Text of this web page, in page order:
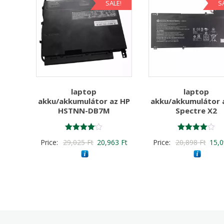
SALE!
laptop
akku/akkumulátor az HP
HSTNN-DB7M
4.00
/ 5
Price: 29,025Ft Original
20,963 FtCurrent
laptop
akku/akkumulátor
Spectre X2
4.00
/ 5
Price: 20,898Ft